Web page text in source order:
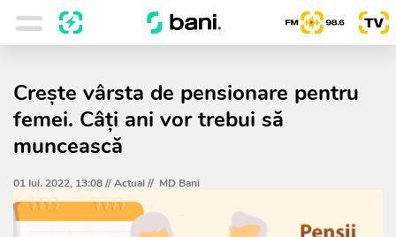
Crește vârsta de pensionare pentru
femei. Câți ani vor trebui să
muncească
01 Iul. 2022, 13:08 //Actual// MD Bani